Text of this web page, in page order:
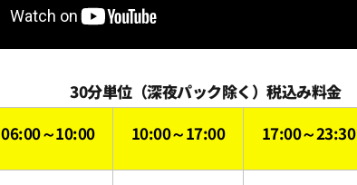
30分単位（深夜パック除く）税込み料金
06:00～10:00 10:00～17:00 17:00～23:30